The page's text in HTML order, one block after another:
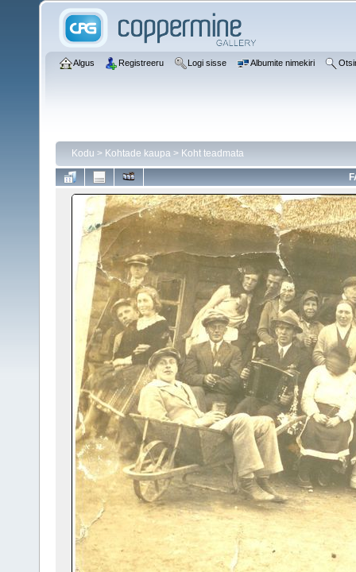
Algus Registreeru Logi sisse Albumite nimekiri
Kodu > Kohtade kaupa > Koht teadmata